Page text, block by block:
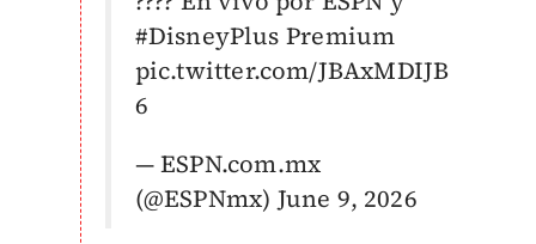
#DisneyPlus Premium
pic.twitter.com/JBAxMDIJB
6
— ESPN.com.mx
(@ESPNmx) June 9, 2026